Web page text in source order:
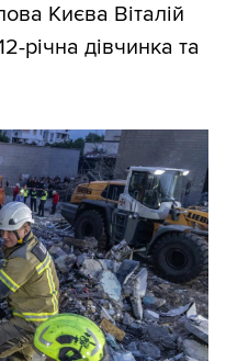
Києва Віталій
річна дівчинка та